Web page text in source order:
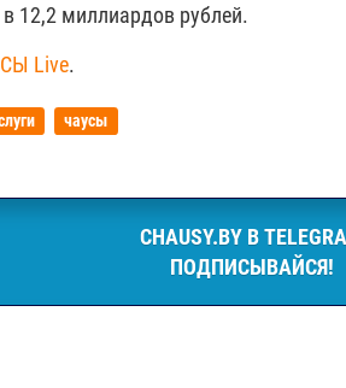
12,2 миллиардов рублей.
Live.
чаусы
CHAUSY.BY В
ПОДПИСЫВАЙСЯ!